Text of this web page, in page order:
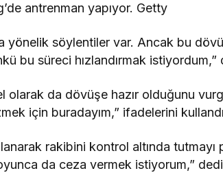
antrenman yapıyor. Getty
yönelik söylentiler var. Ancak bu
bu süreci hızlandırmak istiyordum,”
olarak da dövüşe hazır olduğunu
için buradayım,” ifadelerini
rakibini kontrol altında tutmayı
da ceza vermek istiyorum,”